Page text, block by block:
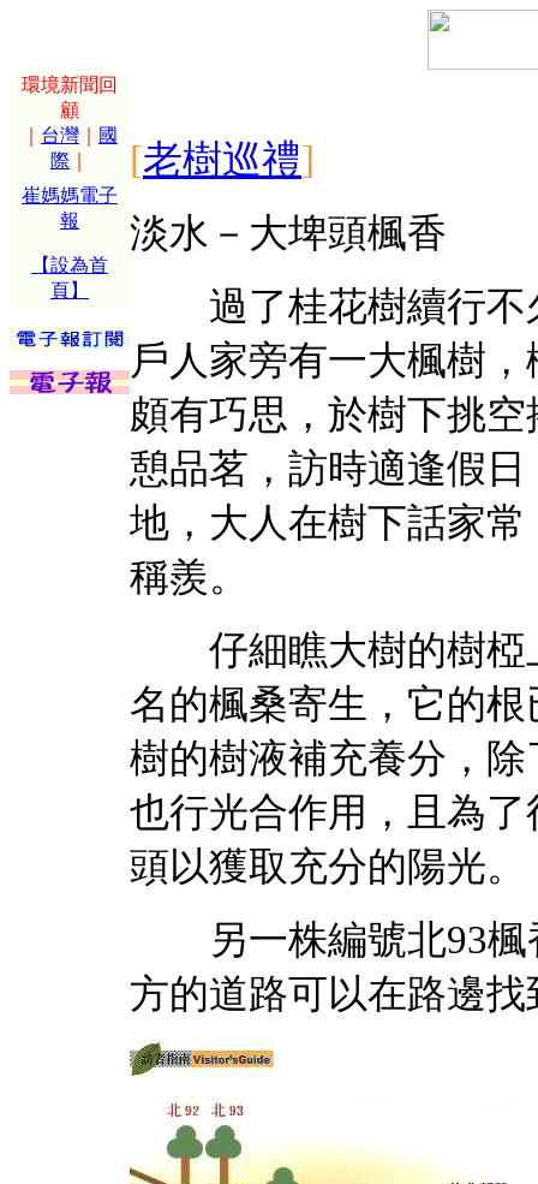
環境新聞回
顧
台灣
國
際
崔媽媽電子
報
【設為首
頁】
[老樹巡禮]
淡水－大埤頭楓香
過了桂花樹續行不
戶人家旁有一大楓樹
頗有巧思，於樹下挑
憩品茗，訪時適逢假
地，大人在樹下話家
稱羨。
仔細瞧大樹的樹椏
名的楓桑寄生，它的
樹的樹液補充養分，
也行光合作用，且為
頭以獲取充分的陽光。
另一株編號北93楓
方的道路可以在路邊找